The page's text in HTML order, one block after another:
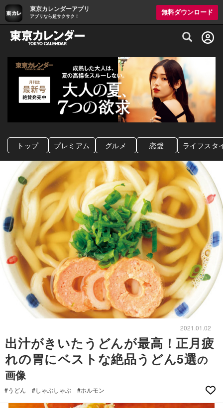
東京カレンダーアプリ
アプリなら超サクサク！
無料ダウンロード
グルメ情報・プレミアムレストラン予約
トップ プレミアム グルメ 恋愛 ライフスタ
2021.01.02
出汁がきいたうどんが最高！正月疲
れの胃にベストな絶品うどん5選の
画像
#うどん #しゃぶしゃぶ #ホルモン